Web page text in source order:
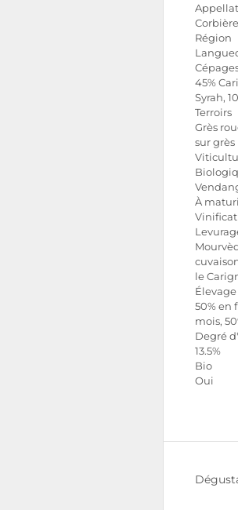
Région
45%
Syrah,
Terroirs
Grès
sur grès
À
le
Élevage
50% en
mois,
Degré
13.5%
Bio
Oui